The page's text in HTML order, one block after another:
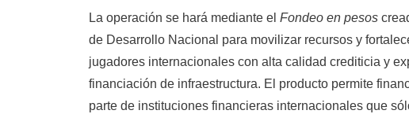
La operación se hará mediante el Fondeo en pesos
de Desarrollo Nacional para movilizar recursos y
jugadores internacionales con alta calidad crediticia y
financiación de infraestructura. El producto permite
parte de instituciones financieras internacionales que